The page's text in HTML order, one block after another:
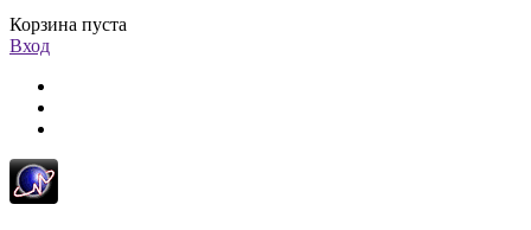
Корзина пуста
Вход